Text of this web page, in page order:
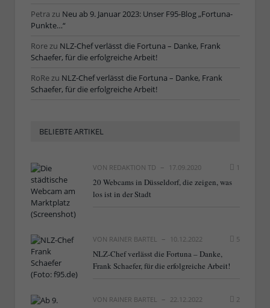
Petra zu Neu ab 9. Januar 2023: Unser F95-Blog „Fortuna-
Punkte…“
Rorezu NLZ-Chef verlässt die Fortuna – Danke, Frank
Schaefer, für die erfolgreiche Arbeit!
RoRezu NLZ-Chef verlässt die Fortuna – Danke, Frank
Schaefer, für die erfolgreiche Arbeit!
BELIEBTE ARTIKEL
VON REDAKTION TD 17.09.2020 1
20 Webcams in Düsseldorf, die zeigen, was
los ist in der Stadt
VON RAINER BARTEL 10.12.2022 5
NLZ-Chef verlässt die Fortuna – Danke,
Frank Schaefer, für die erfolgreiche Arbeit!
VON RAINER BARTEL 22.12.2022 2